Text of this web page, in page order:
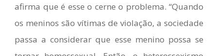
afirma que é esse o cerne o problema. “Quando
os meninos são vítimas de violação, a sociedade
passa a considerar que esse menino possa se